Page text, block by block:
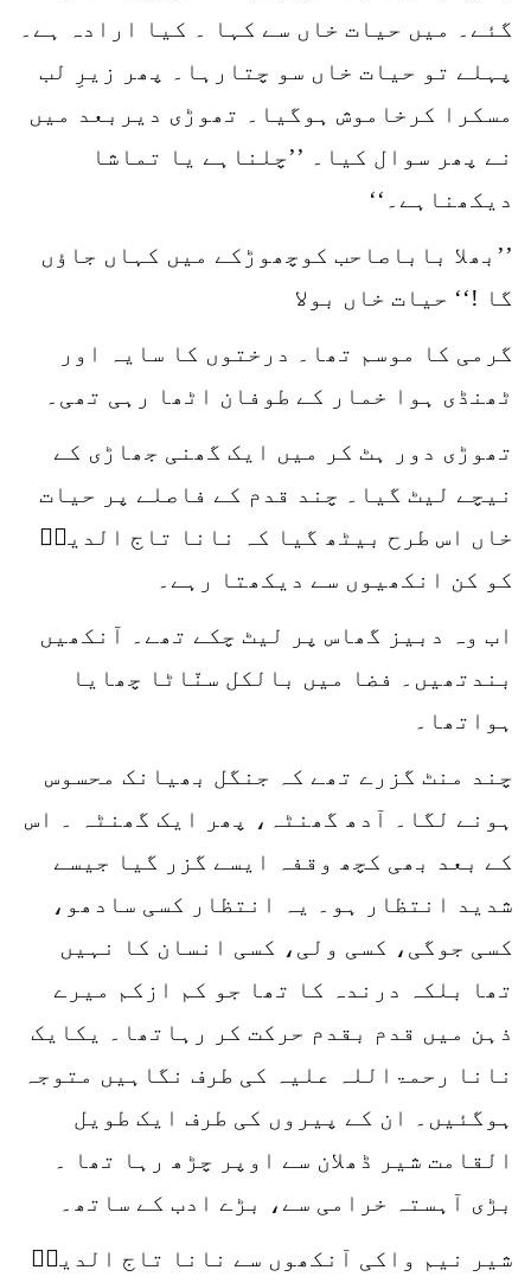
گئے۔ میں حیات خاں سے کہا ۔ کیا ارادہ ہے۔
پہلے تو حیات خاں سو چتارہا۔ پھر زیرِ لب
مسکرا کرخاموش ہوگیا۔ تھوڑی دیربعد میں
نے پھر سوال کیا۔ ’’چلناہے یا تماشا
دیکھناہے۔‘‘
’’بھلا باباصاحب کوچھوڑکے میں کہاں جاؤں
گا !‘‘ حیات خاں بولا
گرمی کا موسم تھا۔ درختوں کا سایہ اور
ٹھنڈی ہوا خمار کے طوفان اٹھا رہی تھی۔
تھوڑی دور ہٹ کر میں ایک گھنی جھاڑی کے
نیچے لیٹ گیا۔ چند قدم کے فاصلے پر حیات
خاں اس طرح بیٹھ گیا کہ نانا تاج الدینؒ
کو کن انکھیوں سے دیکھتا رہے۔
اب وہ دبیز گھاس پر لیٹ چکے تھے۔ آنکھیں
بندتھیں۔ فضا میں بالکل سنّاٹا چھایا
ہواتھا۔
چند منٹ گزرے تھے کہ جنگل بھیانک محسوس
ہونے لگا۔ آدھ گھنٹہ، پھر ایک گھنٹہ ۔ اس
کے بعد بھی کچھ وقفہ ایسے گزر گیا جیسے
شدید انتظار ہو۔ یہ انتظار کسی سادھو،
کسی جوگی، کسی ولی، کسی انسان کا نہیں
تھا بلکہ درندہ کا تھا جو کم ازکم میرے
ذہن میں قدم بقدم حرکت کر رہاتھا۔ یکایک
نانا رحمۃاللہ علیہ کی طرف نگاہیں متوجہ
ہوگئیں۔ ان کے پیروں کی طرف ایک طویل
القامت شیر ڈھلان سے اوپر چڑھ رہا تھا ۔
بڑی آہستہ خرامی سے، بڑے ادب کے ساتھ۔
شیر نیم واکی آنکھوں سے نانا تاج الدینؒ